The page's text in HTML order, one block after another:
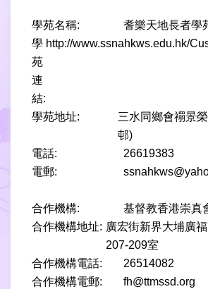
學苑名稱:
耆樂天地長者學
學
苑
連
結:
http://www.ssnahkws.edu.hk/
學苑地址:
三水同鄉會禤景
邨)
電話:
26619383
電郵:
合作機構:
基督教香港崇真
合作機構地址: 廣宏街新界大埔廣
207-209室
合作機構電話:
26514082
合作機構電郵:
fh@ttmssd.org